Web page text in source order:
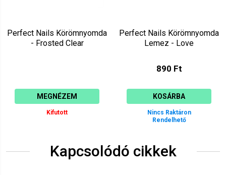
Perfect Nails Körömnyomda
- Frosted Clear
MEGNÉZEM
Kifutott
Perfect Nails Körömnyomda
Lemez - Love
890 Ft
KOSÁRBA
Nincs Raktáron
Rendelhető
Kapcsolódó cikkek